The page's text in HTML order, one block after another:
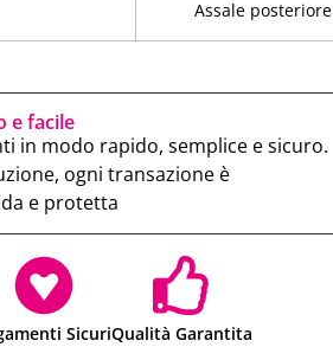
Assale posteriore
e facile
in modo rapido, semplice e sicuro.
ogni transazione è
e protetta
SicuriQualità Garantita